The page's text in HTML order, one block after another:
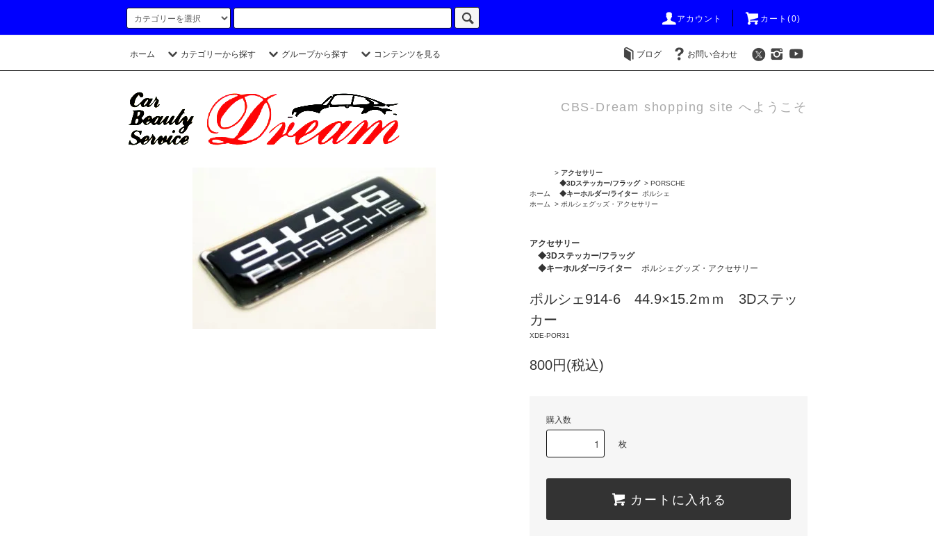
アカウント カート(0)
ホーム カテゴリーから探す グループから探す コンテンツを見る ブログ お問い合わせ
CBS-Dream shopping site へようこそ
ホーム
> アクセサリー
◆3Dステッカー/フラッグ
◆キーホルダー/ライター
> PORSCHE
ポルシェ
ホーム
> ポルシェグッズ・アクセサリー
アクセサリー
◆3Dステッカー/フラッグ
◆キーホルダー/ライター
ポルシェグッズ・アクセサリー
ポルシェ914-6 44.9×15.2ｍｍ 3Dステッ
カー
XDE-POR31
800円(税込)
購入数
枚
カートに入れる